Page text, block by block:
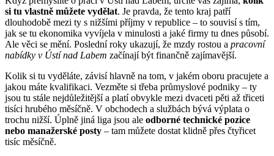
si tu vlastně můžete vydělat. Je pravda, že tento kraj patří
dlouhodobě mezi ty s nižšími příjmy v republice – to souvisí s tím,
jak se tu ekonomika vyvíjela v minulosti a jaké firmy tu dnes působí.
Ale věci se mění. Poslední roky ukazují, že mzdy rostou a pracovní
nabídky v Ústí nad Labem začínají být finančně zajímavější.
Kolik si tu vyděláte, závisí hlavně na tom, v jakém oboru pracujete a
jakou máte kvalifikaci. Vezměte si třeba průmyslové podniky – ty
jsou tu stále nejdůležitější a platí obvykle mezi dvaceti pěti až třiceti
tisíci hrubého měsíčně. V obchodech a službách bývá výplata o
trochu nižší. Úplně jiná liga jsou ale odborné technické pozice
nebo manažerské posty – tam můžete dostat klidně přes čtyřicet
tisíc měsíčně.